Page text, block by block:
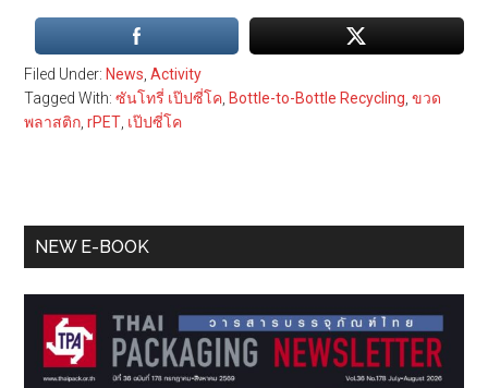
Filed Under: News ,Activity
Tagged With:ซันโทรี่ เป๊ปซี่โค Bottle-to-Bottle Recycling ,ขวด
พลาสติก ,rPET เป๊ปซี่โค
Primary
NEW E-BOOK